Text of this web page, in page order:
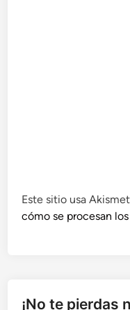
Este sitio usa
cómo se procesan
¡No te pierdas